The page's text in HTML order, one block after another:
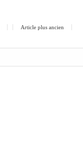
Article plus ancien